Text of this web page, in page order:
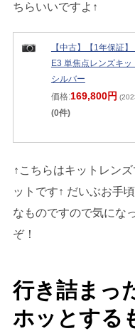
ちらいいですよ↑
【中古】【1年保証
E3 単焦点レンズキ
シルバー
価格:169,800円
(0件)
↑こちらはキットレン
ットです↑ だいぶお手
なものですので気にな
ぞ！
行き詰まっ
ホッとする